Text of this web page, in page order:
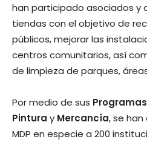
han participado asociados y
tiendas con el objetivo de
públicos, mejorar las
centros comunitarios, así
de limpieza de parques,
Por medio de sus
Pintura y Mercancía, se
MDP en especie a 200